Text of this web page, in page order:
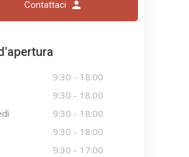
Contattaci
9:30 - 18:00
9:30 - 18:00
9:30 - 18:00
9:30 - 18:00
9:30 - 17:00